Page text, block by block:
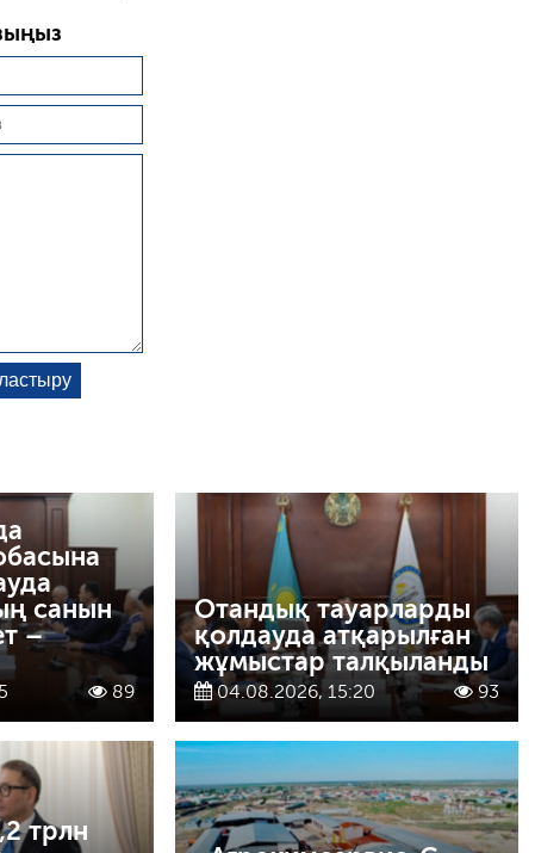
санын
–
89
Отандық тауарларды
қолдауда атқарылған
жұмыстар талқыланды
04.08.2026, 15:20 93
трлн